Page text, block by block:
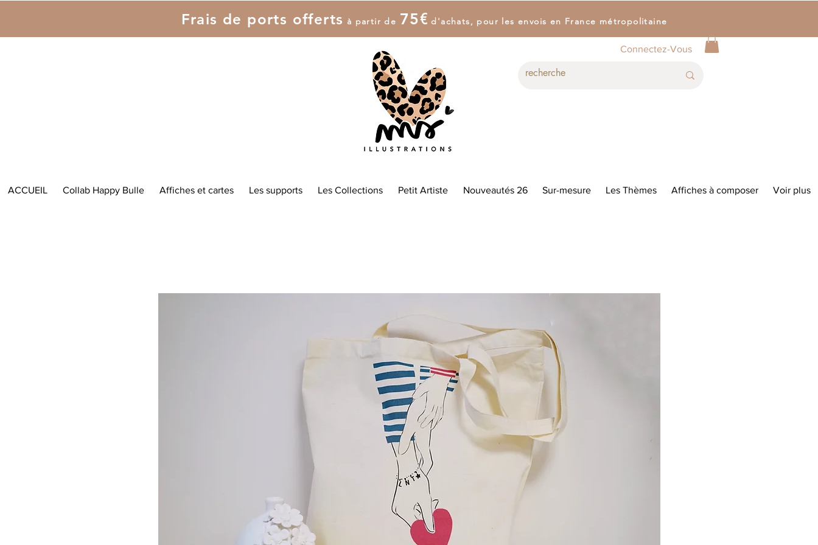
Frais de ports offerts à partir de 75€ d'achats, pour les envois en France métropolitaine
Connectez-Vous
ACCUEIL Collab Happy Bulle Affiches et cartes Les supports Les Collections Petit Artiste Nouveautés 26 Sur-mesure Les Thèmes Affiches à composer Voir plus